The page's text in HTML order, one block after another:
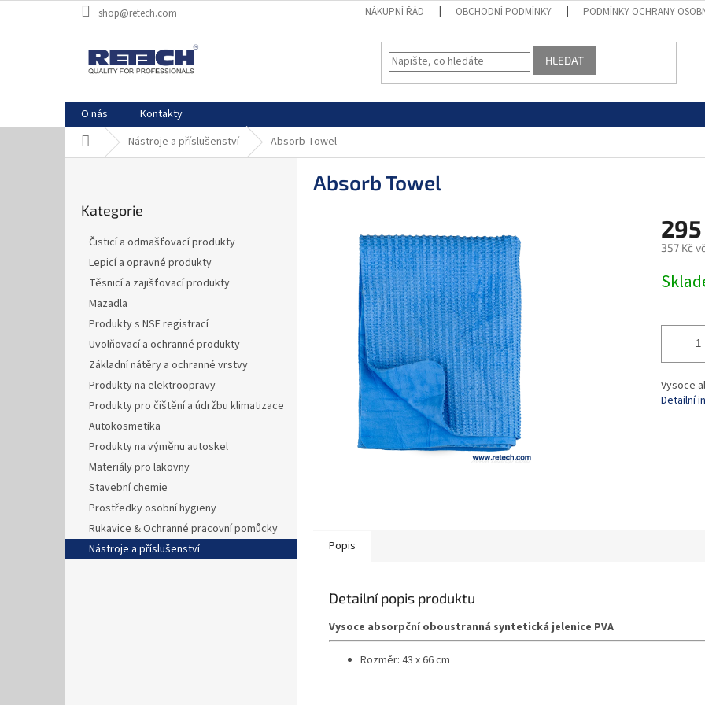
na
shop@retech.com NÁKUPNÍ ŘÁD OBCHODNÍ PODMÍNKY PODMÍNKY OCHRANY
HLEDAT
O nás
Kontakty
Domů Nástroje a příslušenství Absorb Towel
kategorie
Kategorie
Čisticí a odmašťovací produkty
Lepicí a opravné produkty
Těsnicí a zajišťovací produkty
Mazadla
Produkty s NSF registrací
Uvolňovací a ochranné produkty
Základní nátěry a ochranné vrstvy
Produkty na elektroopravy
Produkty pro čištění a údržbu klimatizace
Autokosmetika
Produkty na výměnu autoskel
Materiály pro lakovny
Stavební chemie
Prostředky osobní hygieny
Rukavice & Ochranné pracovní pomůcky
Nástroje a příslušenství
Absorb Towel
357 Kč
cena:
Vysoce
Detailní
Popis
Detailní popis produktu
Vysoce absorpční oboustranná syntetická jelenice PVA
Rozměr: 43 x 66 cm